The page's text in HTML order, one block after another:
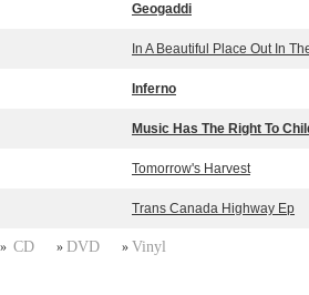
Geogaddi
In A Beautiful Place Out In
Inferno
Music Has The Right To
Tomorrow's Harvest
Trans Canada Highway Ep
CD » DVD » Vinyl